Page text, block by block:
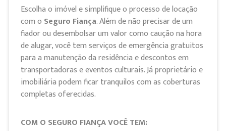
Escolha o imóvel e simplifique o processo de locação
com o Seguro Fiança. Além de não precisar de um
fiador ou desembolsar um valor como caução na hora
de alugar, você tem serviços de emergência gratuitos
para a manutenção da residência e descontos em
transportadoras e eventos culturais. Já proprietário e
imobiliária podem ficar tranquilos com as coberturas
completas oferecidas.
COM O SEGURO FIANÇA VOCÊ TEM: